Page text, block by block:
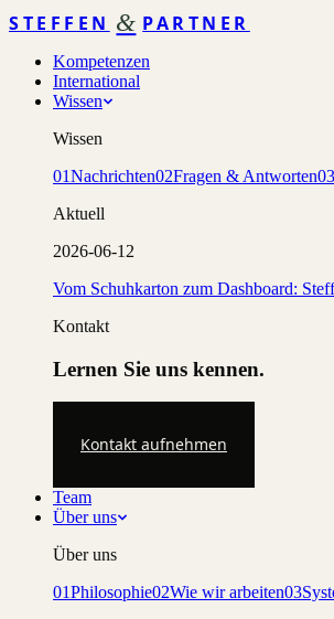
STEFFEN & PARTNER
Kompetenzen
International
Wissen
Wissen
01Nachrichten02Fragen & Antworten03
Aktuell
2026-06-12
Vom Schuhkarton zum Dashboard:
Kontakt
Lernen Sie uns kennen.
Kontakt aufnehmen
Team
Über uns
Über uns
01Philosophie02Wie wir arbeiten03